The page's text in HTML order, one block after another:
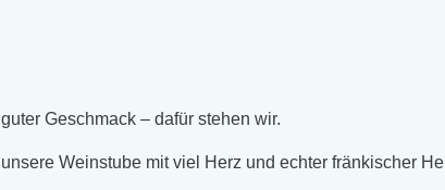
Geschmack – dafür stehen wir.
Weinstube mit viel Herz und echter fränkischer